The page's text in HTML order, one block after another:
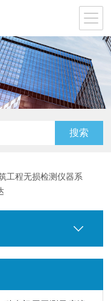
工程无损检测仪器系